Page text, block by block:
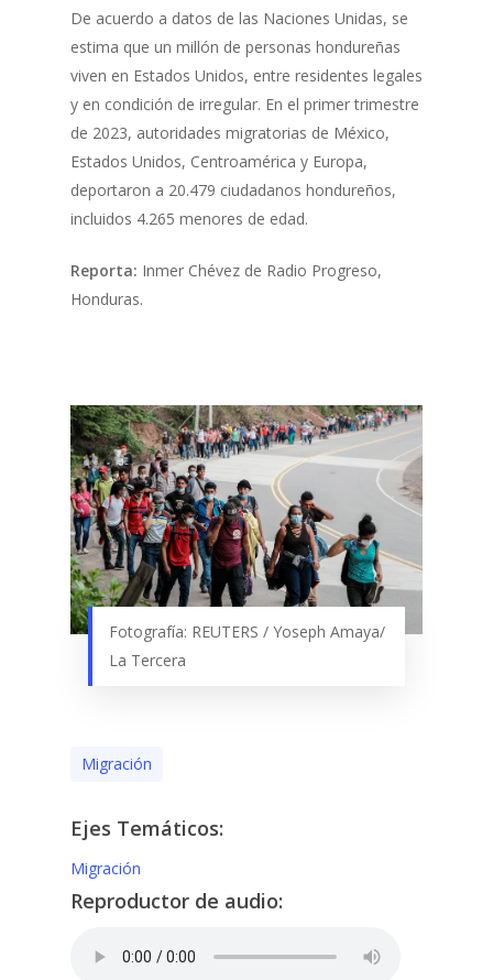
De acuerdo a datos de las Naciones Unidas, se
estima que un millón de personas hondureñas
viven en Estados Unidos, entre residentes legales
y en condición de irregular. En el primer trimestre
de 2023, autoridades migratorias de México,
Estados Unidos, Centroamérica y Europa,
deportaron a 20.479 ciudadanos hondureños,
incluidos 4.265 menores de edad.
Reporta: Inmer Chévez de Radio Progreso,
Honduras.
Fotografía: REUTERS / Yoseph Amaya/
La Tercera
Migración
Ejes Temáticos:
Migración
Reproductor de audio: